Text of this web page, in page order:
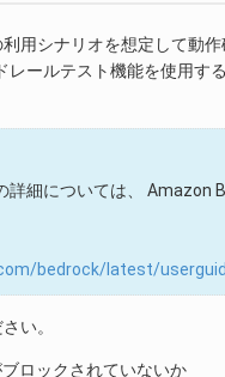
用シナリオを想定して動
レールテスト機能を使用
詳細については、 Amazon
bedrock/latest/
い。
ロックされていないか